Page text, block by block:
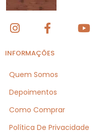
INFORMAÇÕES
Quem Somos
Depoimentos
Como Comprar
Política De Privacidade